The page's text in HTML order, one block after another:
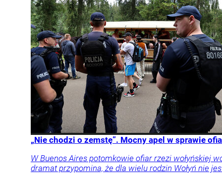
„Nie chodzi o zemstę”. Mocny apel w sprawie
W Buenos Aires potomkowie ofiar rzezi wołyńskiej
dramat przypomina, że dla wielu rodzin Wołyń nie